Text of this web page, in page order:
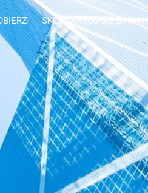
SKONTAKTUJ SIĘ Z NAMI